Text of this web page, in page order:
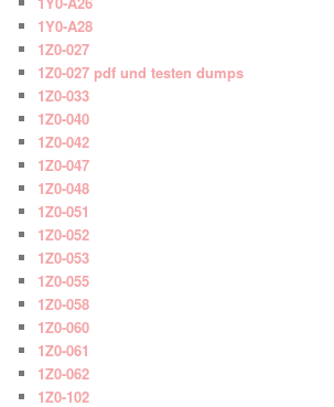
1Y0-A28
1Z0-027
1Z0-027 pdf und testen dumps
1Z0-033
1Z0-040
1Z0-042
1Z0-047
1Z0-048
1Z0-051
1Z0-052
1Z0-053
1Z0-055
1Z0-058
1Z0-060
1Z0-061
1Z0-062
1Z0-102